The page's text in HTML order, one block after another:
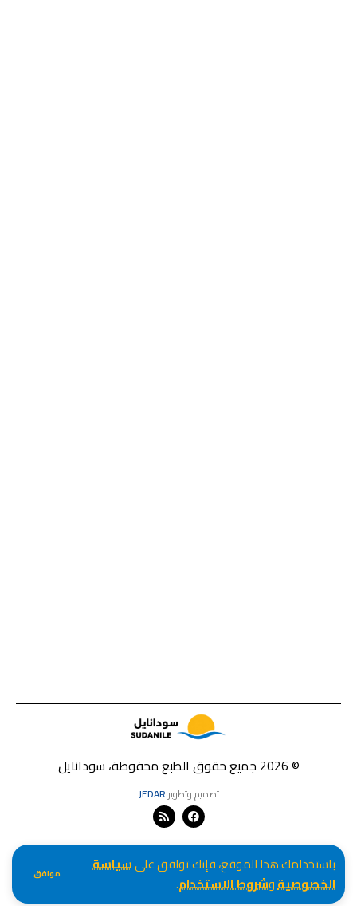
باستخدامك هذا الموقع، فإنك توافق علىسياسة
الخصوصيةوشروط الاستخدام. موافق
© 2026 جميع حقوق الطبع محفوظة، سودانايل
تصميم وتطويرJEDAR